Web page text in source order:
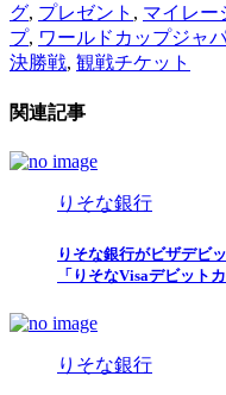
グ, プレゼント , マイレー
プ, ワールドカップジャ
決勝戦, 観戦チケット
関連記事
りそな銀行
りそな銀行がビザデビ
「りそなVisaデビット
りそな銀行